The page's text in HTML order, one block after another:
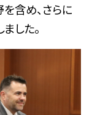
含め、さらに
した。